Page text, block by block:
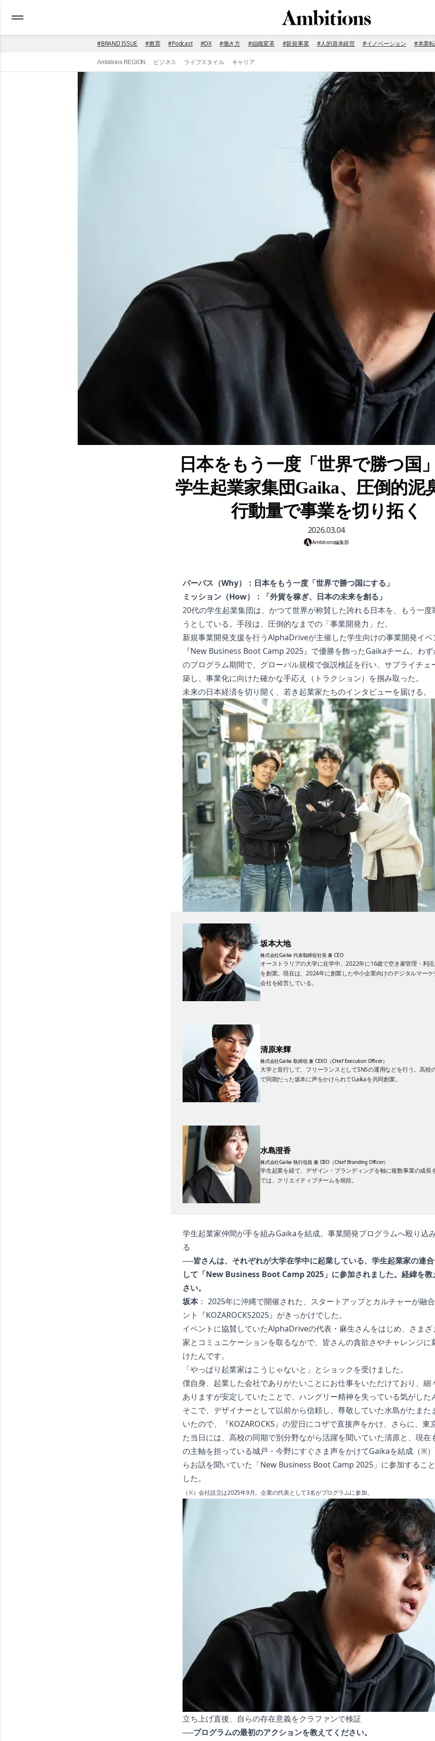
#BRAND ISSUE #教育 #Podcast #DX #働き方 #組織変革 #新規事業 #人的資本経営 #イノベーション #本業
Ambitions REGION ビジネス ライフスタイル キャリア
日本をもう一度「世界で勝つ国
学生起業家集団Gaika、圧倒的泥
行動量で事業を切り拓く
2026.03.04
Ambitions編集部
パーパス（Why）：日本をもう一度「世界で勝つ国にする」
ミッション（How）：「外貨を稼ぎ、日本の未来を創る」
20代の学生起業集団は、かつて世界が称賛した誇れる日本を、もう一度
うとしている。手段は、圧倒的なまでの「事業開発力」だ。
新規事業開発支援を行うAlphaDriveが主催した学生向けの事業開発イベ
『New Business Boot Camp 2025』で優勝を飾ったGaikaチーム。わ
のプログラム期間で、グローバル規模で仮説検証を行い、サプライチェ
築し、事業化に向けた確かな手応え（トラクション）を掴み取った。
未来の日本経済を切り開く、若き起業家たちのインタビューを届ける。
坂本大地
株式会社Gaika 代表取締役社長 兼 CEO
オーストラリアの大学に在学中。2022年に16歳で空き家管理・利
を創業。現在は、2024年に創業した中小企業向けのデジタルマー
会社を経営している。
清原来輝
株式会社Gaika 取締役 兼 CEXO（Chief Execution Officer）
大学と並行して、フリーランスとしてSNSの運用などを行う。高校
で同期だった坂本に声をかけられてGaikaを共同創業。
水島澄香
株式会社Gaika 執行役員 兼 CBO（Chief Branding Officer）
学生起業を経て、デザイン・ブランディングを軸に複数事業の成長
では、クリエイティブチームを統括。
学生起業家仲間が手を組みGaikaを結成。事業開発プログラムへ殴り込
る
──皆さんは、それぞれが大学在学中に起業している、学生起業家の連
して「New Business Boot Camp 2025」に参加されました。経緯を教
さい。
坂本： 2025年に沖縄で開催された、スタートアップとカルチャーが融
ント『KOZAROCKS2025』がきっかけでした。
イベントに協賛していたAlphaDriveの代表・麻生さんをはじめ、さまざ
家とコミュニケーションを取るなかで、皆さんの貪欲さやチャレンジに
けたんです。
「やっぱり起業家はこうじゃないと」とショックを受けました。
僕自身、起業した会社でありがたいことにお仕事をいただけており、細
ありますが安定していたことで、ハングリー精神を失っている気がした
そこで、デザイナーとして以前から信頼し、尊敬していた水島がたまた
いたので、『KOZAROCKS』の翌日にコザで直接声をかけ、さらに、東
た当日には、高校の同期で別分野ながら活躍を聞いていた清原と、現在
の主軸を担っている城戸・今野にすぐさま声をかけてGaikaを結成（※
らお話を聞いていた「New Business Boot Camp 2025」に参加するこ
した。
（※）会社設立は2025年9月。企業の代表として3名がプログラムに参加。
立ち上げ直後、自らの存在意義をクラファンで検証
──プログラムの最初のアクションを教えてください。